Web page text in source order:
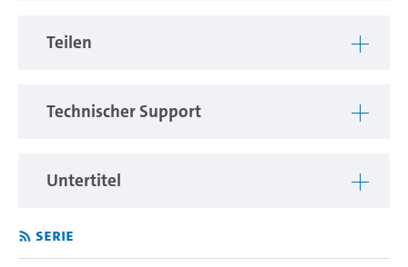
Teilen
Technischer Support
Untertitel
Serie